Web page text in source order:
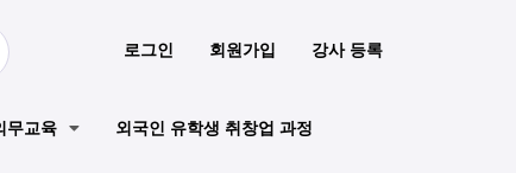
로그인 회원가입 강사 등록
무교육 외국인 유학생 취창업 과정